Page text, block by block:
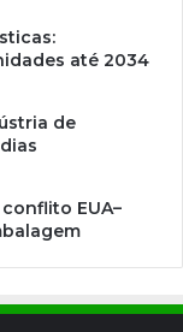
até 2034
de
EUA–